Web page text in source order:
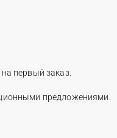
первый заказ.
предложениями.